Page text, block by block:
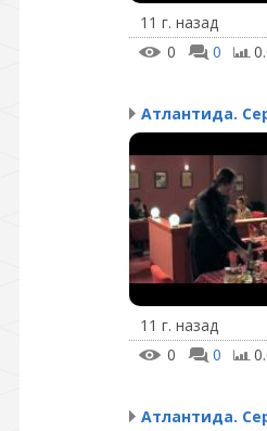
11 г. назад
0
0
Атлантида.
11 г. назад
0
0
Атлантида.